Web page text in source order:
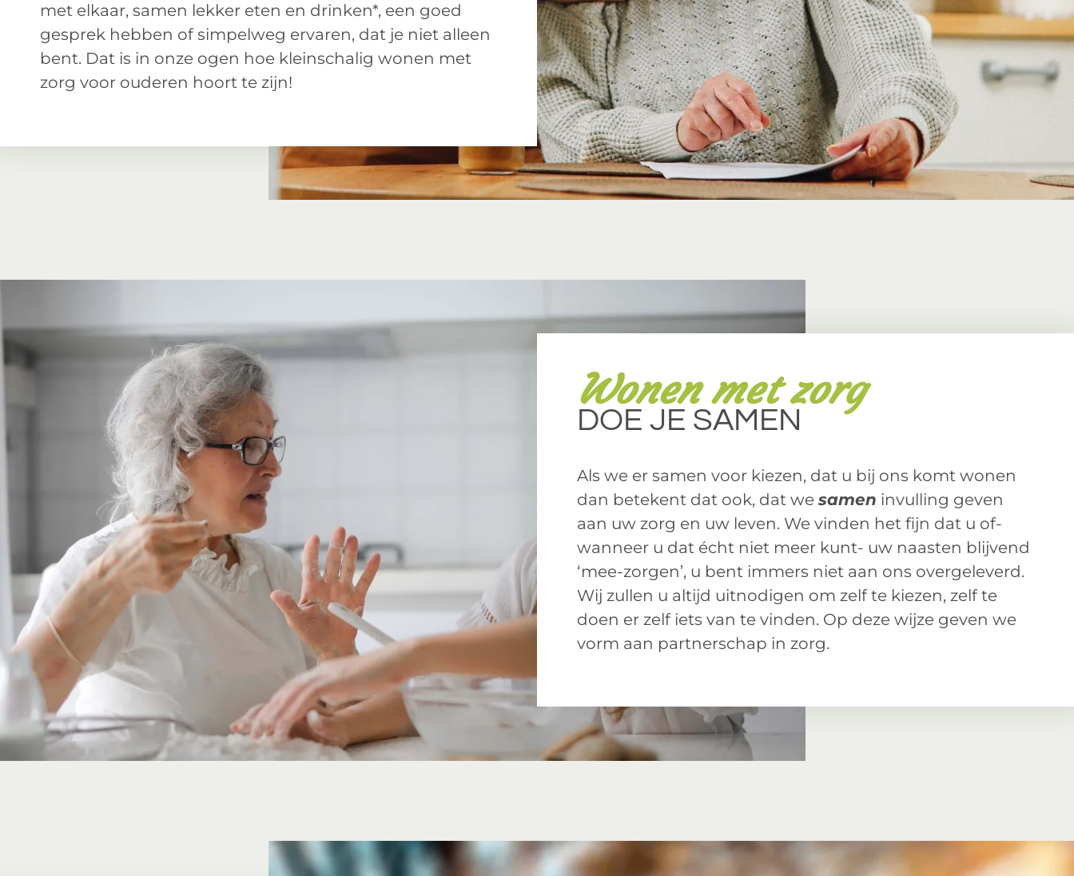
met elkaar, samen lekker eten en drinken*, een goed
gesprek hebben of simpelweg ervaren, dat je niet alleen
bent. Dat is in onze ogen hoe kleinschalig wonen met
zorg voor ouderen hoort te zijn!
Wonen met zorg
DOE JE SAMEN
Als we er samen voor kiezen, dat u bij ons komt wonen
dan betekent dat ook, dat we samen invulling geven
aan uw zorg en uw leven. We vinden het fijn dat u of-
wanneer u dat écht niet meer kunt- uw naasten blijvend
‘mee-zorgen’, u bent immers niet aan ons overgeleverd.
Wij zullen u altijd uitnodigen om zelf te kiezen, zelf te
doen er zelf iets van te vinden. Op deze wijze geven we
vorm aan partnerschap in zorg.